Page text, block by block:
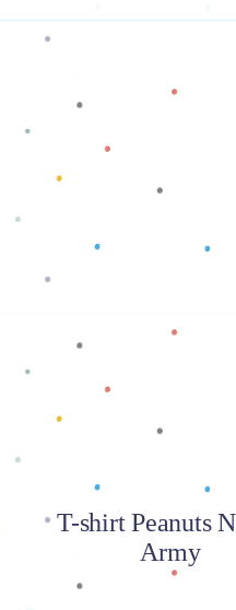
Baca
T-shirt Peanuts
Army